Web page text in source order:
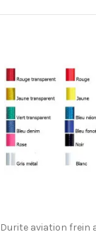
Durite aviation frein